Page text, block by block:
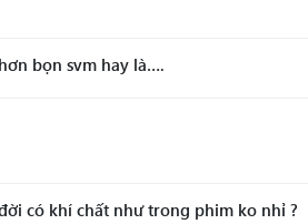
bọn svm hay là….
có khí chất như trong phim ko nhỉ ?